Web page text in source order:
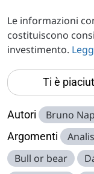
Le informazioni
costituiscono
investimento.
Ti è
Autori Bruno
Argomenti
Bull or bear